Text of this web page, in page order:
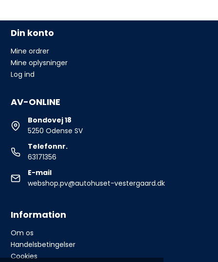
Din konto
Mine ordrer
Mine oplysninger
Log ind
AV-ONLINE
Bondovej 18
5250 Odense SV
Telefonnr.
63171356
E-mail
webshop.pv@autohuset-vestergaard.dk
Information
Om os
Handelsbetingelser
Cookies